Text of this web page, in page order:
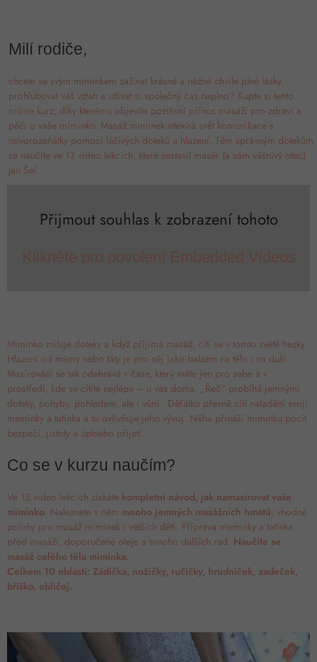
Milí rodiče,
chcete se svým miminkem zažívat krásné a něžné chvíle plné lásky,
prohlubovat váš vztah a užívat si společný čas naplno? Kupte si tento
online kurz, díky kterému objevíte pozitivní přínos masáží pro zdraví a
péči o vaše miminko. Masáž miminek otevírá svět komunikace s
novorozeňátky pomocí léčivých doteků a hlazení. Těm správným dotekům
se naučíte ve 13 video lekcích, které sestavil masér (a sám vášnivý otec)
Jan Šel..
Přijmout souhlas k zobrazení tohoto
Klikněte pro povolení Embedded Videos
Miminko miluje doteky a když přijímá masáž, cítí se v tomto světě hezky.
Hlazení od mámy nebo táty je pro něj jako balzám na tělo i na duši.
Masírování se tak odehrává v čase, který máte jen pro sebe a v
prostředí, kde se cítíte nejlépe – u vás doma. „Řeč“ probíhá jemnými
doteky, pohyby, pohledem, ale i vůní. Děťátko přesně cítí naladění svojí
maminky a tatínka a to ovlivňuje jeho vývoj. Něha přináší miminku pocit
bezpečí, jistoty a úplného přijetí.
Co se v kurzu naučím?
Ve 13 video lekcích získáte kompletní návod, jak namasírovat vaše
miminko. Naleznete v něm mnoho jemných masážních hmatů, vhodné
polohy pro masáž miminek i větších dětí. Příprava maminky a tatínka
před masáží, doporučené oleje a mnoho dalších rad. Naučíte se
masáž celého těla miminka.
Celkem 10 oblastí: Zádíčka, nožičky, ručičky, hrudníček, zadeček,
bříško, obličej.